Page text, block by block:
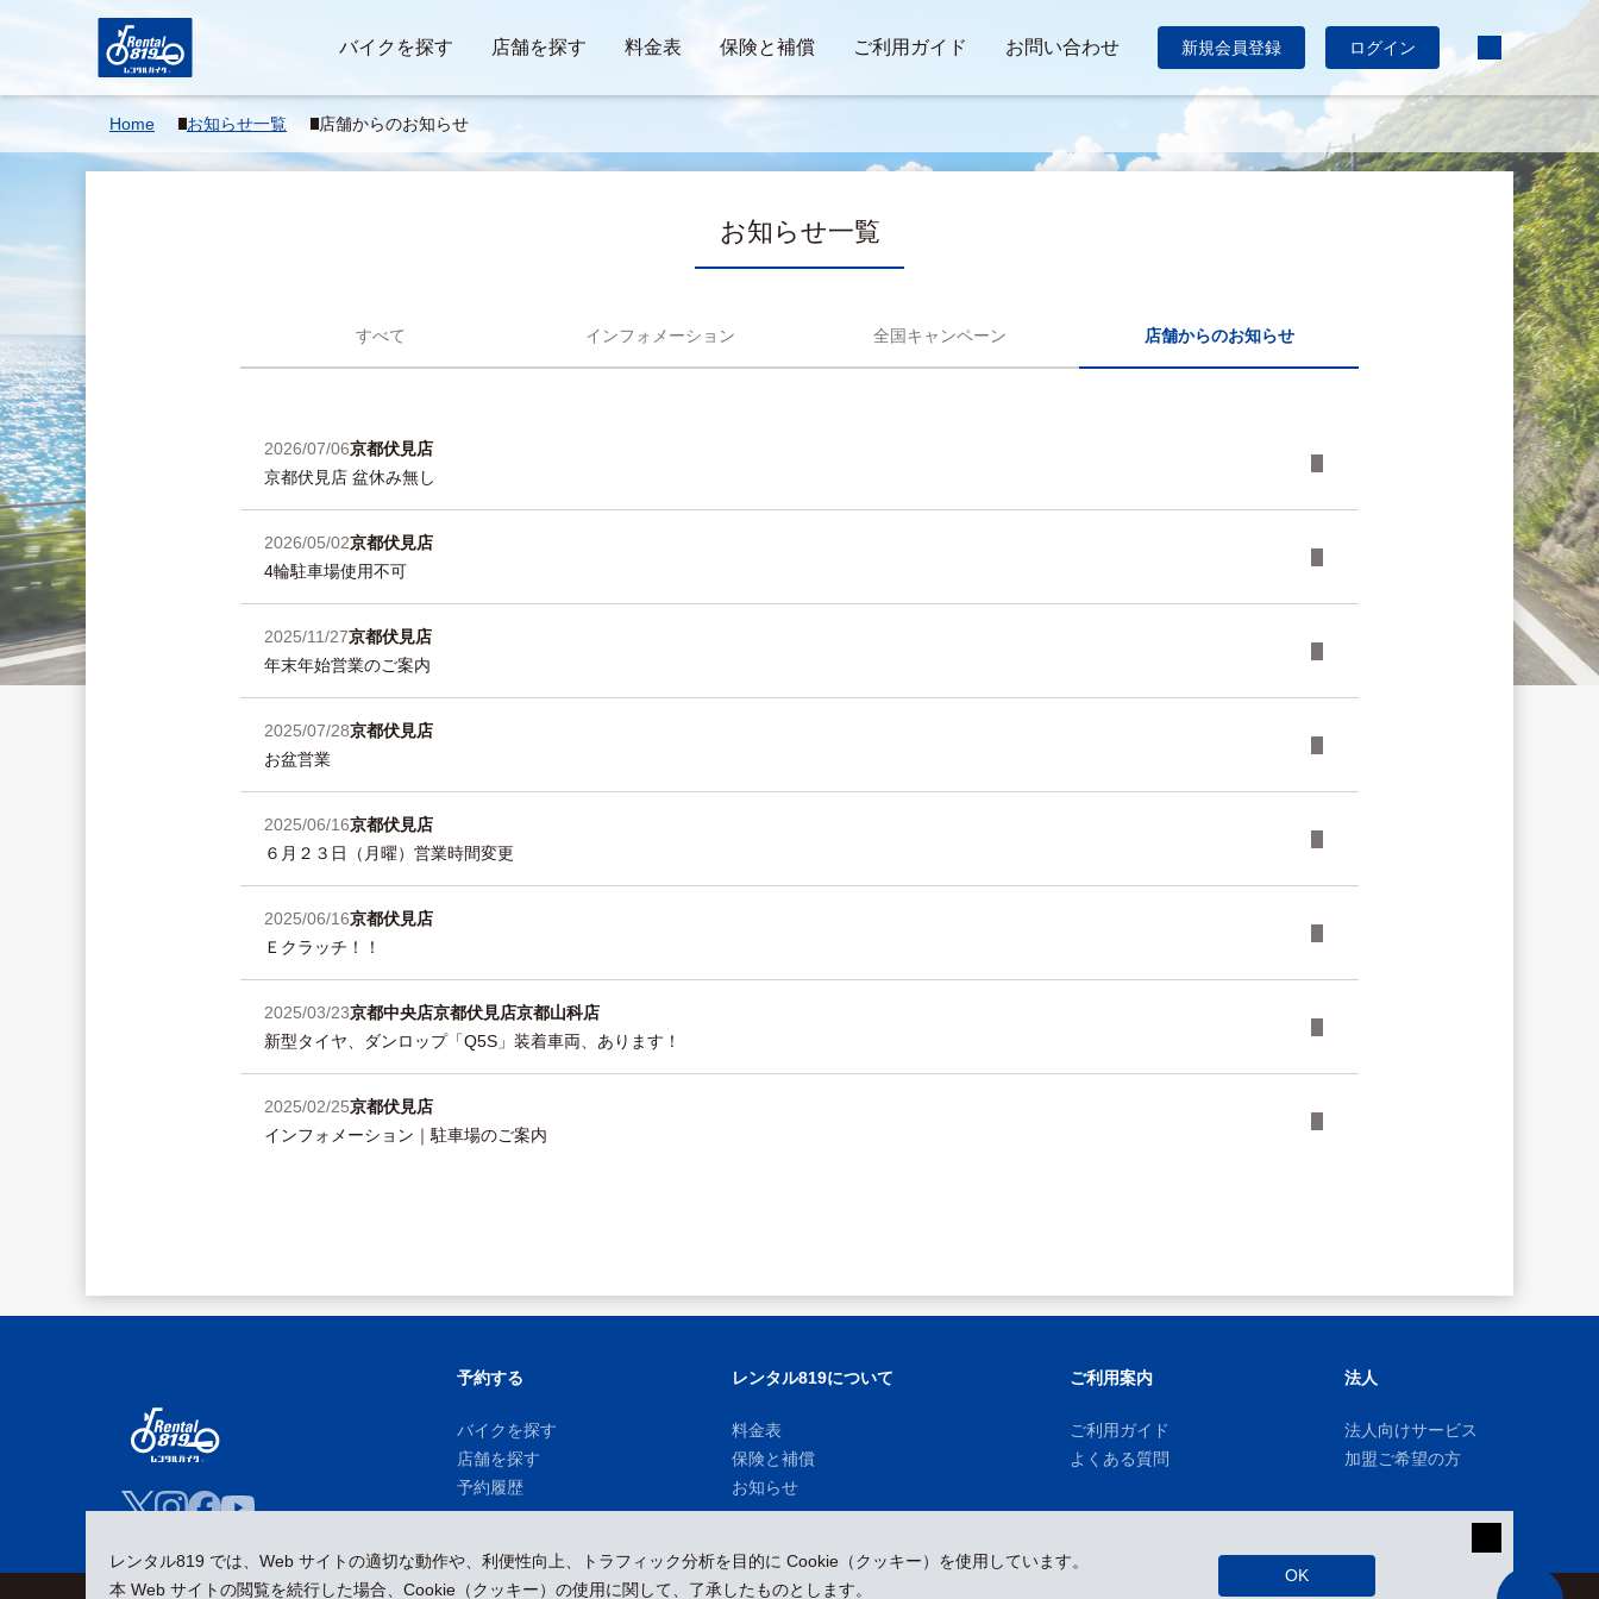
バイクを探す 店舗を探す 料金表 保険と補償 ご利用ガイド お問い合わせ 新規会員登録 ログイン
Home お知らせ一覧 店舗からのお知らせ
お知らせ一覧
すべて インフォメーション 全国キャンペーン 店舗からのお知らせ
2026/07/06京都伏見店
京都伏見店 盆休み無し
2026/05/02京都伏見店
4輪駐車場使用不可
2025/11/27京都伏見店
年末年始営業のご案内
2025/07/28京都伏見店
お盆営業
2025/06/16京都伏見店
６月２３日（月曜）営業時間変更
2025/06/16京都伏見店
Ｅクラッチ！！
2025/03/23京都中央店京都伏見店京都山科店
新型タイヤ、ダンロップ「Q5S」装着車両、あります！
2025/02/25京都伏見店
インフォメーション｜駐車場のご案内
レンタル819 では、Web サイトの適切な動作や、利便性向上、トラフィック分析を目的に Cookie（クッキー）を使用しています。
本 Web サイトの閲覧を続行した場合、Cookie（クッキー）の使用に関して、了承したものとします。
OK
予約する
バイクを探す
店舗を探す
予約履歴
レンタル819について
料金表
保険と補償
お知らせ
ご利用案内
ご利用ガイド
よくある質問
法人
法人向けサービス
加盟ご希望の方